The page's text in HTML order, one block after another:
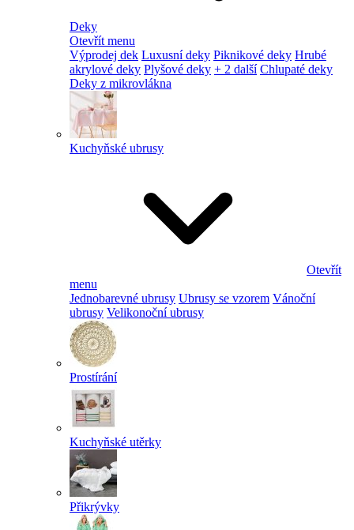
Deky
Otevřít menu
Výprodej dek Luxusní deky Piknikové deky Hrubé
akrylové deky Plyšové deky + 2 další Chlupaté deky
Deky z mikrovlákna
Kuchyňské ubrusy
Otevřít
menu
Jednobarevné ubrusy Ubrusy se vzorem Vánoční
ubrusy Velikonoční ubrusy
Prostírání
Kuchyňské utěrky
Přikrývky